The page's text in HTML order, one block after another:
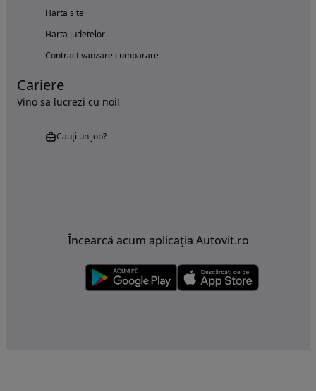
Harta site
Harta judetelor
Contract vanzare cumparare
Cariere
Vino sa lucrezi cu noi!
Cauți un job?
Încearcă acum aplicația Autovit.ro